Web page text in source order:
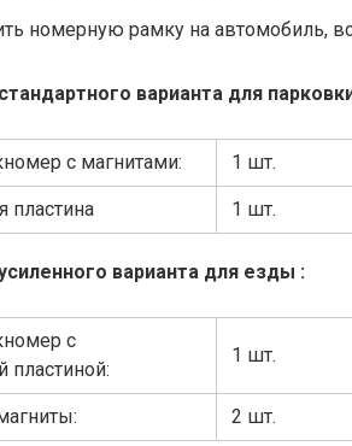
номерную рамку на автомобиль,
варианта для
с магнитами: 1 шт.
пластина 1 шт.
варианта для езды :
с
пластиной:
1 шт.
2 шт.